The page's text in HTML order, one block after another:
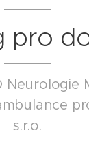
pro
Neurologie
s.r.o.